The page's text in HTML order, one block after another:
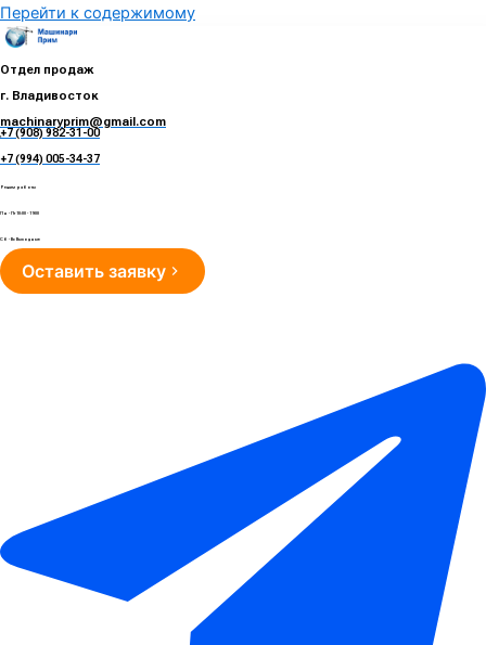
Перейти к содержимому
Отдел продаж
г. Владивосток
machinaryprim@gmail.com
+7 (908) 982-31-00
+7 (994) 005-34-37
Режим работы
Пн - Пт 10:00 - 19:00
Сб - Вс Выходные
Оставить заявку